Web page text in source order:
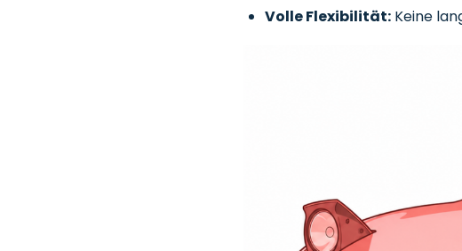
Volle Flexibilität:Keine